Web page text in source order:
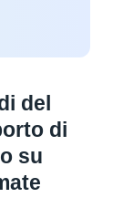
del
di
su